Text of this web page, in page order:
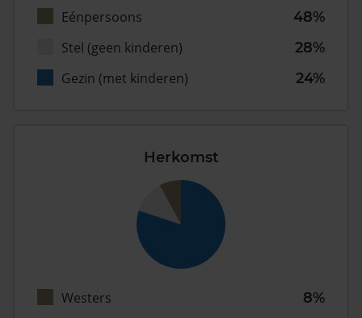
Eénpersoons
48%
Stel (geen kinderen)
28%
Gezin (met kinderen)
24%
Herkomst
Westers
8%